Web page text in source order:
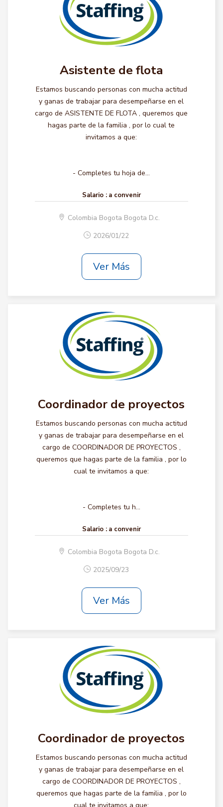
Asistente de flota
Estamos buscando personas con mucha actitud
y ganas de trabajar para desempeñarse en el
cargo de ASISTENTE DE FLOTA , queremos que
hagas parte de la familia , por lo cual te
invitamos a que:
- Completes tu hoja de...
Salario : a convenir
Colombia Bogota Bogota D.c.
2026/01/22
Ver Más
Coordinador de proyectos
Estamos buscando personas con mucha actitud
y ganas de trabajar para desempeñarse en el
cargo de COORDINADOR DE PROYECTOS ,
queremos que hagas parte de la familia , por lo
cual te invitamos a que:
- Completes tu h...
Salario : a convenir
Colombia Bogota Bogota D.c.
2025/09/23
Ver Más
Coordinador de proyectos
Estamos buscando personas con mucha actitud
y ganas de trabajar para desempeñarse en el
cargo de COORDINADOR DE PROYECTOS ,
queremos que hagas parte de la familia , por lo